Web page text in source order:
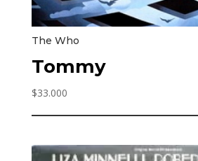
The Who
Tommy
$33.000